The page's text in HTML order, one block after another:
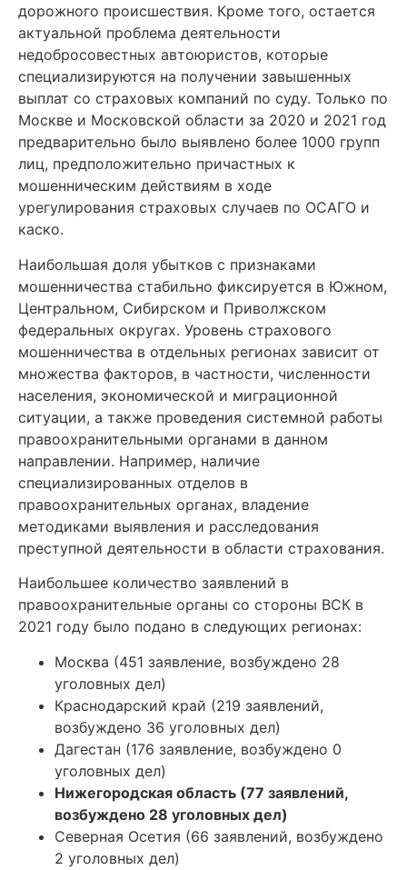
дорожного происшествия. Кроме того, остается
актуальной проблема деятельности
недобросовестных автоюристов, которые
специализируются на получении завышенных
выплат со страховых компаний по суду. Только по
Москве и Московской области за 2020 и 2021 год
предварительно было выявлено более 1000 групп
лиц, предположительно причастных к
мошенническим действиям в ходе
урегулирования страховых случаев по ОСАГО и
каско.
Наибольшая доля убытков с признаками
мошенничества стабильно фиксируется в Южном,
Центральном, Сибирском и Приволжском
федеральных округах. Уровень страхового
мошенничества в отдельных регионах зависит от
множества факторов, в частности, численности
населения, экономической и миграционной
ситуации, а также проведения системной работы
правоохранительными органами в данном
направлении. Например, наличие
специализированных отделов в
правоохранительных органах, владение
методиками выявления и расследования
преступной деятельности в области страхования.
Наибольшее количество заявлений в
правоохранительные органы со стороны ВСК в
2021 году было подано в следующих регионах:
Москва (451 заявление, возбуждено 28
уголовных дел)
Краснодарский край (219 заявлений,
возбуждено 36 уголовных дел)
Дагестан (176 заявление, возбуждено 0
уголовных дел)
Нижегородская область (77 заявлений,
возбуждено 28 уголовных дел)
Северная Осетия (66 заявлений, возбуждено
2 уголовных дел)